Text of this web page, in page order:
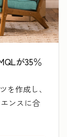
が35％
を作成し、
ンスに合